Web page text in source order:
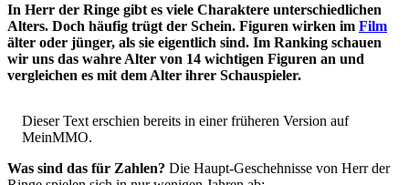
In Herr der Ringe gibt es viele Charaktere unterschiedlichen
Alters. Doch häufig trügt der Schein. Figuren wirken im Film
älter oder jünger, als sie eigentlich sind. Im Ranking schauen
wir uns das wahre Alter von 14 wichtigen Figuren an und
vergleichen es mit dem Alter ihrer Schauspieler.
Dieser Text erschien bereits in einer früheren Version auf
MeinMMO.
Was sind das für Zahlen? Die Haupt-Geschehnisse von Herr der